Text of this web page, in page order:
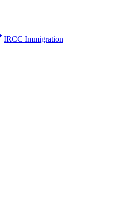
IRCC Immigration